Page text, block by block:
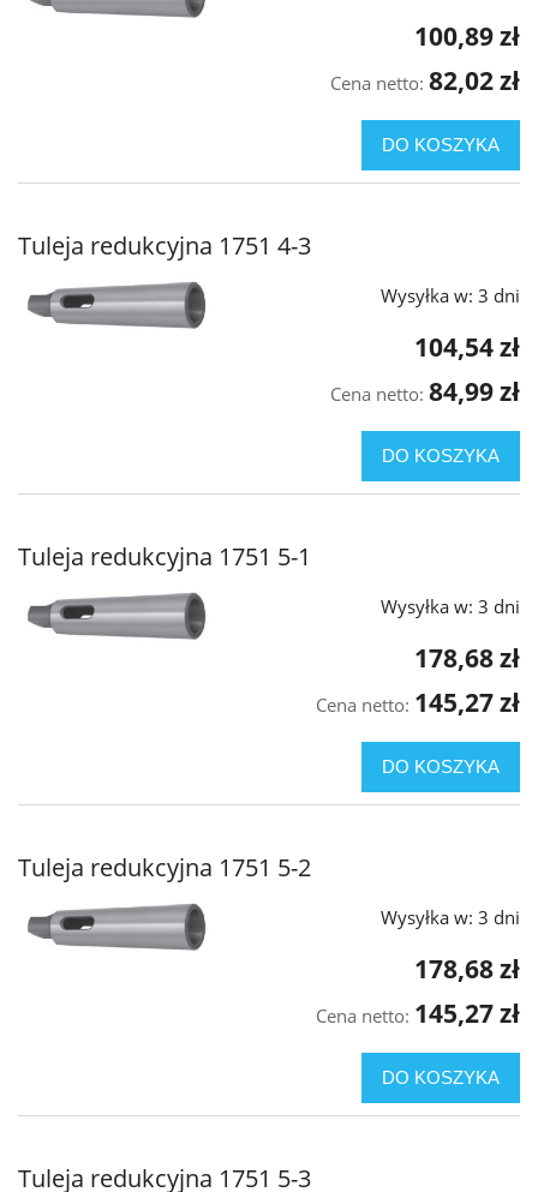
100,89 zł
Cena netto: 82,02 zł
DO KOSZYKA
Tuleja redukcyjna 1751 4-3
Wysyłka w: 3 dni
104,54 zł
Cena netto: 84,99 zł
DO KOSZYKA
Tuleja redukcyjna 1751 5-1
Wysyłka w: 3 dni
178,68 zł
Cena netto: 145,27 zł
DO KOSZYKA
Tuleja redukcyjna 1751 5-2
Wysyłka w: 3 dni
178,68 zł
Cena netto: 145,27 zł
DO KOSZYKA
Tuleja redukcyjna 1751 5-3